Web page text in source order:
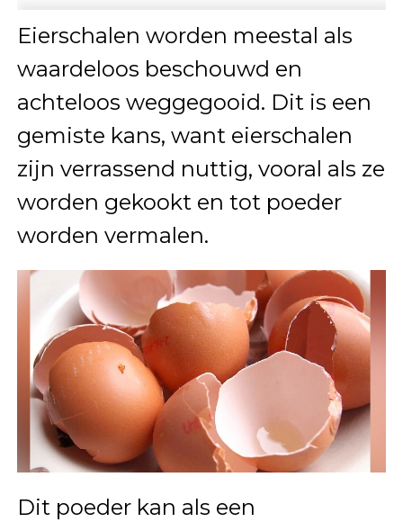
Eierschalen worden meestal als
waardeloos beschouwd en
achteloos weggegooid. Dit is een
gemiste kans, want eierschalen
zijn verrassend nuttig, vooral als ze
worden gekookt en tot poeder
worden vermalen.
Dit poeder kan als een